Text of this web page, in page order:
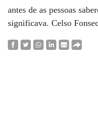
antes de as pessoas
significava. Celso